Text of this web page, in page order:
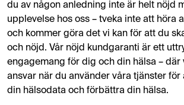
du av någon anledning inte är helt nöjd
upplevelse hos oss – tveka inte att höra
och kommer göra det vi kan för att du
och nöjd. Vår nöjd kundgaranti är ett
engagemang för dig och din hälsa – där
ansvar när du använder våra tjänster
din hälsodata och förbättra din hälsa.